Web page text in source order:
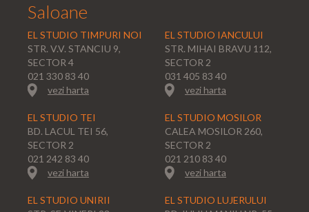
Saloane
EL STUDIO TIMPURI NOI
STR. V.V. STANCIU 9,
SECTOR 4
021 330 83 40
vezi harta
EL STUDIO IANCULUI
STR. MIHAI BRAVU 112,
SECTOR 2
031 405 83 40
vezi harta
EL STUDIO TEI
BD. LACUL TEI 56,
SECTOR 2
021 242 83 40
vezi harta
EL STUDIO MOSILOR
CALEA MOSILOR 260,
SECTOR 2
021 210 83 40
vezi harta
EL STUDIO UNIRII
EL STUDIO LUJERULUI